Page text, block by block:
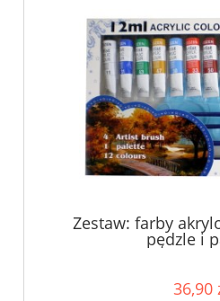
Zestaw: farby
pędzle i
36,90